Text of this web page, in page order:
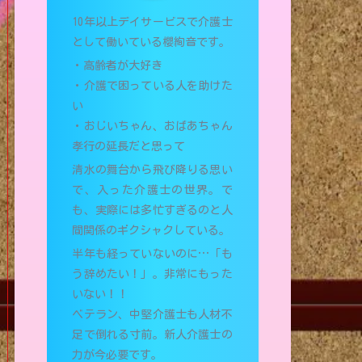
10年以上デイサービスで介護士
として働いている櫻絢音です。
・高齢者が大好き
・介護で困っている人を助けた
い
・おじいちゃん、おばあちゃん
孝行の延長だと思って
清水の舞台から飛び降りる思い
で、入った介護士の世界。で
も、実際には多忙すぎるのと人
間関係のギクシャクしている。
半年も経っていないのに…「も
う辞めたい！」。非常にもった
いない！！
ベテラン、中堅介護士も人材不
足で倒れる寸前。新人介護士の
力が今必要です。